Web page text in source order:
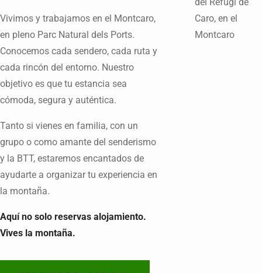
Vivimos y trabajamos en el Montcaro,
en pleno Parc Natural dels Ports.
Conocemos cada sendero, cada ruta y
cada rincón del entorno. Nuestro
objetivo es que tu estancia sea
cómoda, segura y auténtica.
Tanto si vienes en familia, con un
grupo o como amante del senderismo
y la BTT, estaremos encantados de
ayudarte a organizar tu experiencia en
la montaña.
Aquí no solo reservas alojamiento.
Vives la montaña.